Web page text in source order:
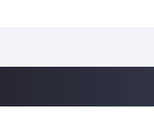
当社への個人情報の利用目的の通
Cookie情報としましては、今後